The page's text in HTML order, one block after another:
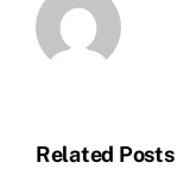
Related Posts